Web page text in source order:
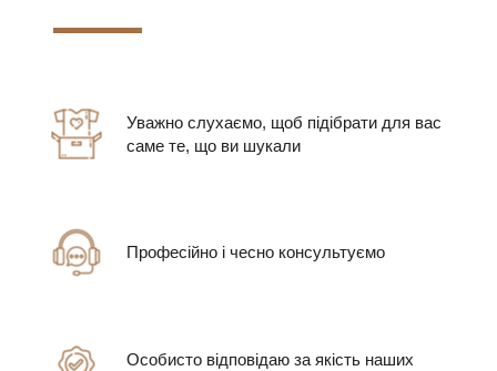
Уважно слухаємо, щоб підібрати для вас
саме те, що ви шукали
Професійно і чесно консультуємо
Особисто відповідаю за якість наших